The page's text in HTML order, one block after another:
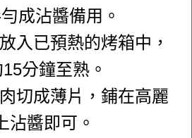
成沾醬備用。
入已預熱的烤箱中，
分鐘至熟。
切成薄片，鋪在高麗
沾醬即可。